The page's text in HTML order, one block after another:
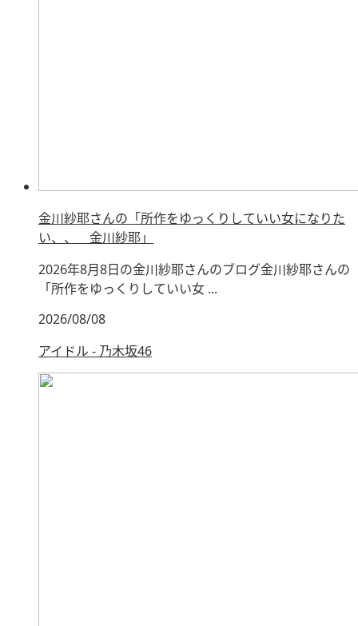
金川紗耶さんの「所作をゆっくりしていい女になりた
い、、 金川紗耶」
2026年8月8日の金川紗耶さんのブログ金川紗耶さんの
「所作をゆっくりしていい女 ...
2026/08/08
アイドル - 乃木坂46